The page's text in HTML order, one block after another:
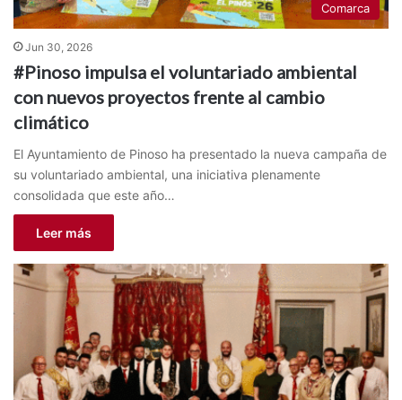
Comarca
Jun 30, 2026
#Pinoso impulsa el voluntariado ambiental
con nuevos proyectos frente al cambio
climático
El Ayuntamiento de Pinoso ha presentado la nueva campaña de
su voluntariado ambiental, una iniciativa plenamente
consolidada que este año…
Leer más